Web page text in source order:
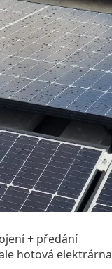
+ předání
hotová elektrárna